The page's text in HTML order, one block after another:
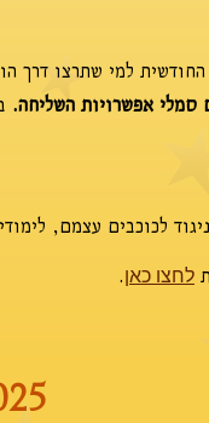
למי שתרצו דרך
אפשרויות השליחה.
לכוכבים עצמם,
לחצו כאן.